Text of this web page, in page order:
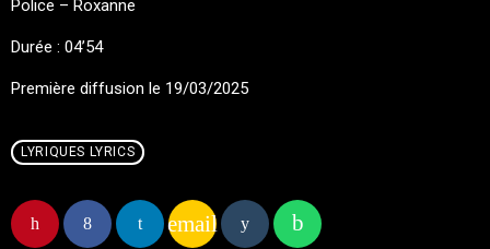
Police – Roxanne
Durée : 04’54
Première diffusion le 19/03/2025
LYRIQUES LYRICS
email